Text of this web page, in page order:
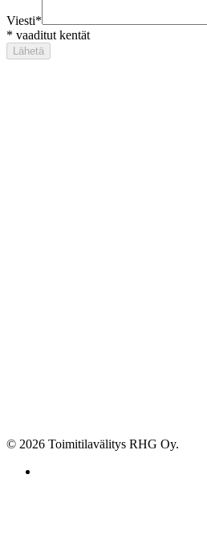
Viesti*
* vaaditut kentät
© 2026 Toimitilavälitys RHG Oy.